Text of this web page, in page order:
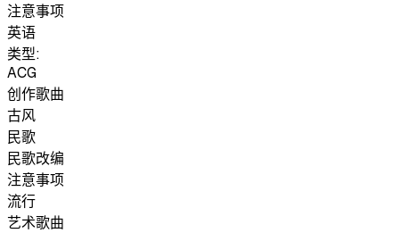
注意事项
英语
类型:
ACG
创作歌曲
古风
民歌
民歌改编
注意事项
流行
艺术歌曲